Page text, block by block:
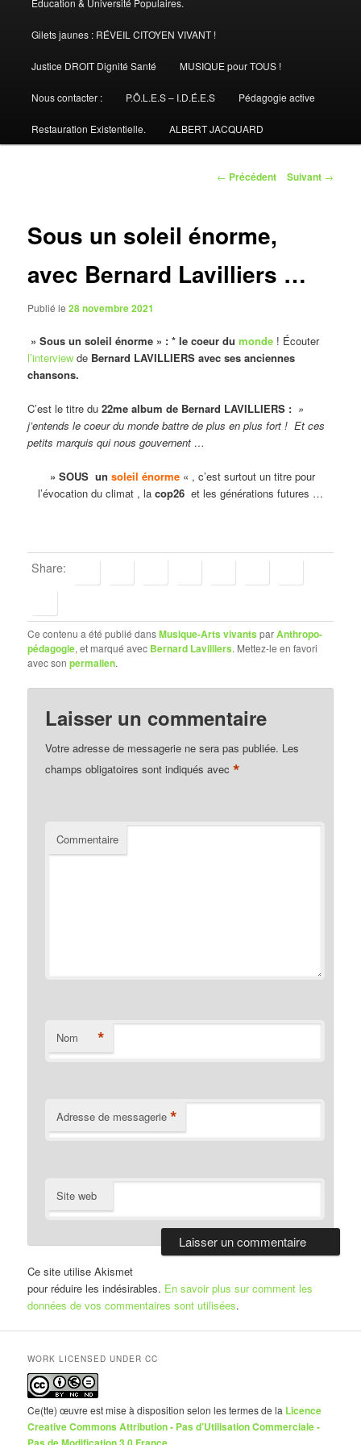
Gilets jaunes : RÉVEIL CITOYEN VIVANT !
Justice DROIT Dignité Santé MUSIQUE pour TOUS !
Nous contacter : P.Ô.L.E.S – I.D.É.E.S Pédagogie active
Restauration Existentielle. ALBERT JACQUARD
Navigation
← Précédent Suivant →
Sous un soleil énorme,
avec Bernard Lavilliers …
Publié le28 novembre 2021
» Sous un soleil énorme » : * le coeur dumonde ! Écouter
l’interviewde Bernard LAVILLIERS avec ses anciennes
chansons.
C’est le titre du22me album de Bernard LAVILLIERS : »
j’entends le coeur du monde battre de plus en plus fort ! Et ces
petits marquis qui nous gouvernent …
» SOUS un soleil énorme « , c’est surtout un titre pour
l’évocation du climat , la cop26 et les générations futures …
Share:
Ce contenu a été publié dansMusique-Arts vivants parAnthropo-
pédagogie, et marqué avec Bernard Lavilliers. Mettez-le en favori
avec sonpermalien.
Laisser un commentaire
Votre adresse de messagerie ne sera pas publiée. Les
champs obligatoires sont indiqués avec*
Commentaire
Nom *
Adresse de messagerie *
Site web
Ce site utilise Akismet
pour réduire les indésirables. En savoir plus sur comment les
données de vos commentaires sont utilisées.
WORK LICENSED UNDER CC
Ce(tte) œuvre est mise à disposition selon les termes de la Licence
Creative Commons Attribution - Pas d’Utilisation Commerciale -